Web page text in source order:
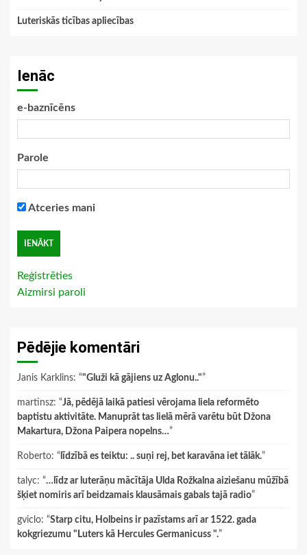
Luteriskās ticības apliecības
Ienāc
e-baznīcēns
Parole
Atceries mani
Reģistrēties
Aizmirsi paroli
Pēdējie komentāri
Janis Karklins: “"Gluži kā gājiens uz Aglonu.."”
martinsz: “Jā, pēdējā laikā patiesi vērojama liela reformēto
baptistu aktivitāte. Manuprāt tas lielā mērā varētu būt Džona
Makartura, Džona Paipera nopelns…”
Roberto: “ līdzībā es teiktu: .. suņi rej, bet karavāna iet tālāk.”
talyc: “…līdz ar luterāņu mācītāja Ulda Rožkalna aiziešanu mūžībā
šķiet nomiris arī beidzamais klausāmais gabals tajā radio”
gviclo: “Starp citu, Holbeins ir pazīstams arī ar 1522. gada
kokgriezumu "Luters kā Hercules Germanicuss ".”